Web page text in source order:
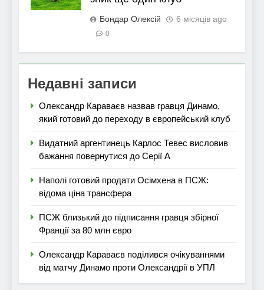
Бондар Олексій 6 місяців ago
0
Недавні записи
Олександр Караваєв назвав гравця Динамо,
який готовий до переходу в європейський клуб
Видатний аргентинець Карлос Тевес висловив
бажання повернутися до Серії А
Наполі готовий продати Осімхена в ПСЖ:
відома ціна трансфера
ПСЖ близький до підписання гравця збірної
Франції за 80 млн євро
Олександр Караваєв поділився очікуваннями
від матчу Динамо проти Олександрії в УПЛ